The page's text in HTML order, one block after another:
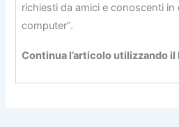
richiesti da amici e conoscenti in
computer”.
Continua l’articolo utilizzando